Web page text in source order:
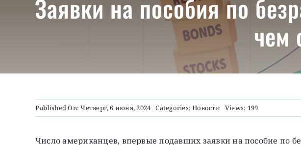
Заявки на пособия по
чем
Published On: Четверг, 6 июня, 2024 Categories:Новости Views: 199
Число американцев, впервые подавших заявки на пособие по